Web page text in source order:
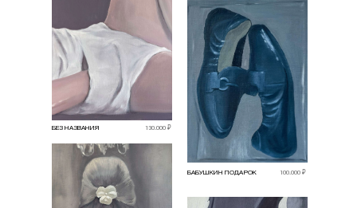
БАБУШКИН ПОДАРОК 100.000 ₽
БЕЗ НАЗВАНИЯ 130.000 ₽